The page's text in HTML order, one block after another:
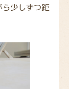
少しずつ距